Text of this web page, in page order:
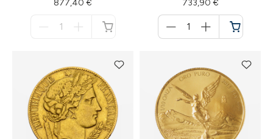
877,40 €
733,90 €
für
Warenkorb